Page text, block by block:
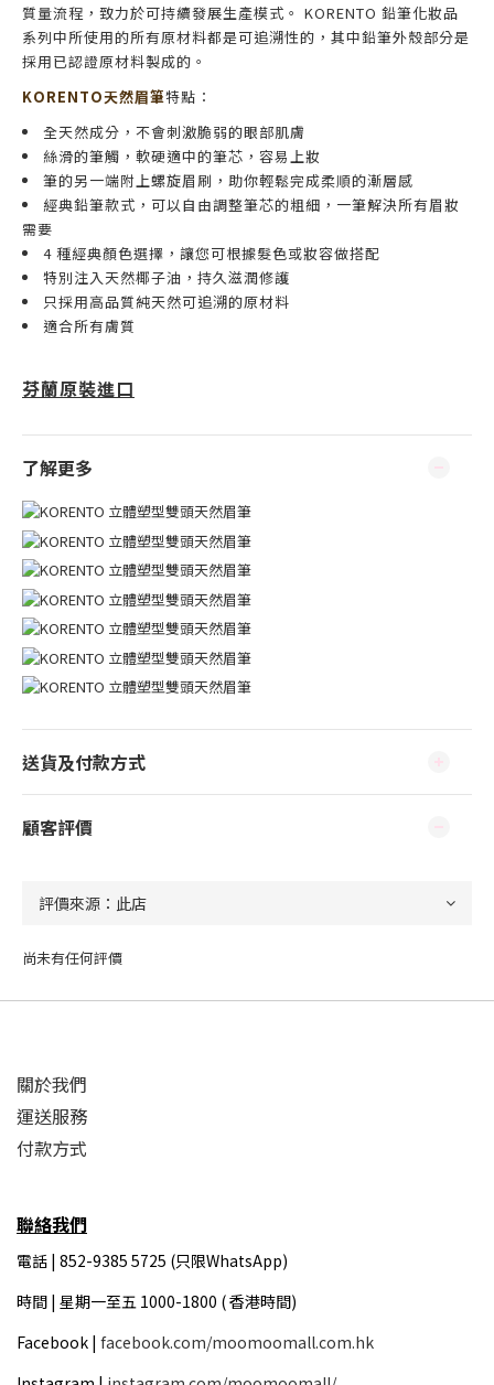
質量流程，致力於可持續發展生產模式。 KORENTO 鉛筆化妝品
系列中所使用的所有原材料都是可追溯性的，其中鉛筆外殼部分是
採用已認證原材料製成的。
KORENTO天然眉筆特點：
全天然成分，不會刺激脆弱的眼部肌膚
絲滑的筆觸，軟硬適中的筆芯，容易上妝
筆的另一端附上螺旋眉刷，助你輕鬆完成柔順的漸層感
經典鉛筆款式，可以自由調整筆芯的粗細，一筆解決所有眉妝
需要
4 種經典顏色選擇，讓您可根據髮色或妝容做搭配
特別注入天然椰子油，持久滋潤修護
只採用高品質純天然可追溯的原材料
適合所有膚質
芬蘭原裝進口
了解更多
送貨及付款方式
顧客評價
尚未有任何評價
關於我們
運送服務
付款方式
聯絡我們
電話 | 852-9385 5725 (只限WhatsApp)
時間 | 星期一至五 1000-1800 ( 香港時間)
Facebook | facebook.com/moomoomall.com.hk